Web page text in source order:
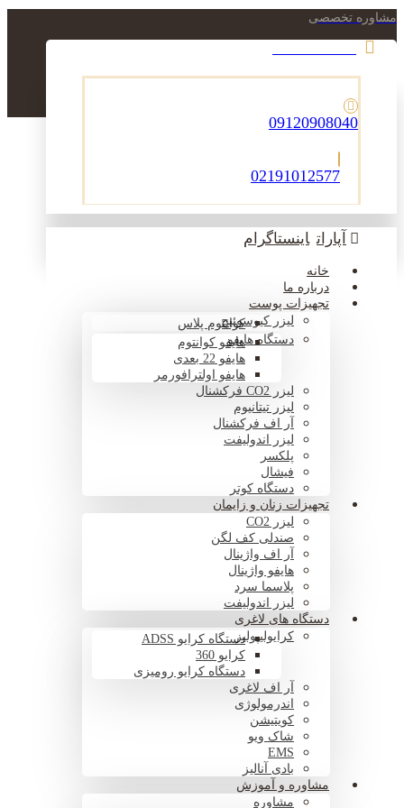
مشاوره تخصصی
09120908040
02191012577
آپارات اینستاگرام
خانه
درباره ما
تجهیزات پوست
لیزر کیوسوئیچکوانتوم پلاس
دستگاه هایفوهایفو کوانتوم
هایفو 22 بعدی
هایفو اولترافورمر
لیزر CO2 فرکشنال
لیزر تیتانیوم
آر اف فرکشنال
لیزر اندولیفت
پلکسر
فیشال
دستگاه کوتر
تجهیزات زنان و زایمان
لیزر CO2
صندلی کف لگن
آر اف واژینال
هایفو واژینال
پلاسما سرد
لیزر اندولیفت
دستگاه های لاغری
کرایولیپولیزدستگاه کرایو ADSS
کرایو 360
دستگاه کرایو رومیزی
آر اف لاغری
اندرمولوژی
کویتیشن
شاک ویو
EMS
بادی آنالیز
مشاوره و آموزش
مشاوره